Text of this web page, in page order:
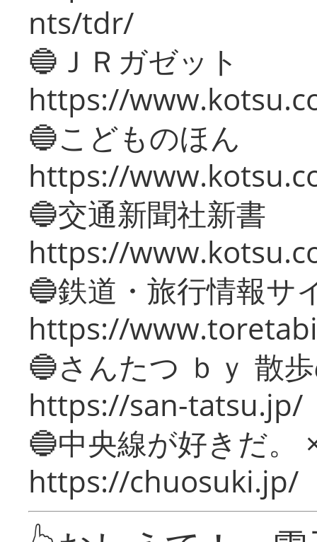
nts/tdr/
🔵ＪＲガゼット
https://
🔵こどものほん
https://
🔵交通新聞社新書
https://
🔵鉄道・旅行情報サ
https://
🔵さんたつ ｂｙ 散
https://san-tatsu.jp/
🔵中央線が好きだ。
https://chuosuki.jp/